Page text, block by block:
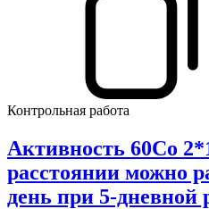
Контрольная работа
Активность 60Co
расстоянии можно
день при 5-дневной